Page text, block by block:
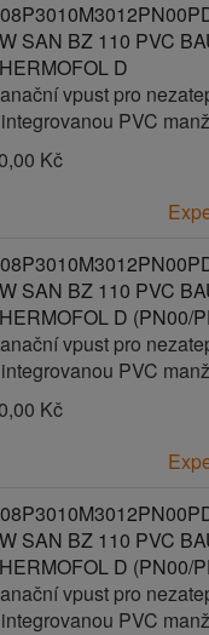
SAN BZ 110 PVC
D
vpust pro
PVC
Kč
SAN BZ 110 PVC
D (PN00/
vpust pro
PVC
Kč
SAN BZ 110 PVC
D (PN00/
vpust pro
PVC